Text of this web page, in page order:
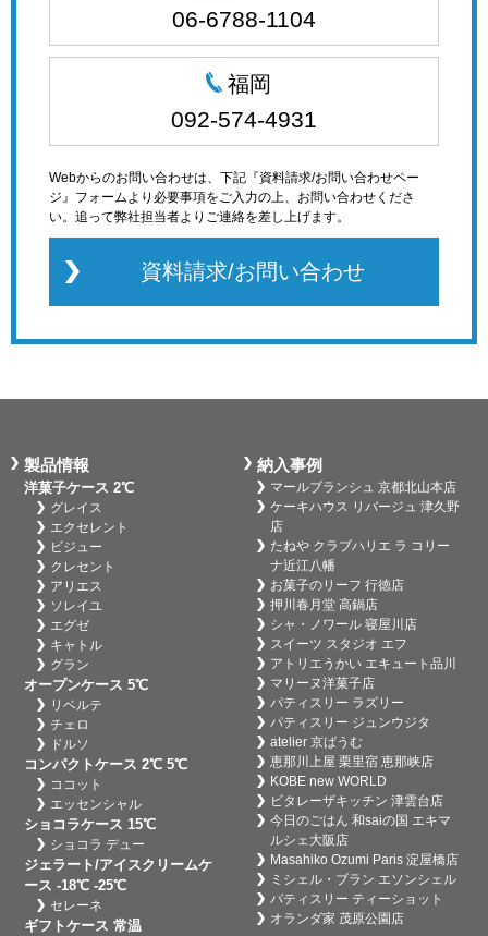
06-6788-1104
福岡
092-574-4931
Webからのお問い合わせは、下記『資料請求/お問い合わせペー
ジ』フォームより必要事項をご入力の上、お問い合わせくださ
い。追って弊社担当者よりご連絡を差し上げます。
資料請求/お問い合わせ
製品情報
洋菓子ケース 2℃
グレイス
エクセレント
ビジュー
クレセント
アリエス
ソレイユ
エグゼ
キャトル
グラン
オープンケース 5℃
リベルテ
チェロ
ドルソ
コンパクトケース 2℃ 5℃
ココット
エッセンシャル
ショコラケース 15℃
ショコラ デュー
ジェラート/アイスクリームケ
ース -18℃ -25℃
セレーネ
ギフトケース 常温
納入事例
マールブランシュ 京都北山本店
ケーキハウス リバージュ 津久野
店
たねや クラブハリエ ラ コリー
ナ近江八幡
お菓子のリーフ 行徳店
押川春月堂 高鍋店
シャ・ノワール 寝屋川店
スイーツ スタジオ エフ
アトリエうかい エキュート品川
マリーヌ洋菓子店
パティスリー ラズリー
パティスリー ジュンウジタ
atelier 京ばうむ
恵那川上屋 栗里宿 恵那峡店
KOBE new WORLD
ビタレーザキッチン 津雲台店
今日のごはん 和saiの国 エキマ
ルシェ大阪店
Masahiko Ozumi Paris 淀屋橋店
ミシェル・ブラン エソンシェル
パティスリー ティーショット
オランダ家 茂原公園店